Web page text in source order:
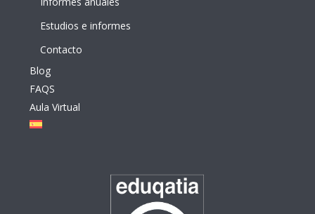
Estudios e informes
Contacto
Blog
FAQS
Aula Virtual